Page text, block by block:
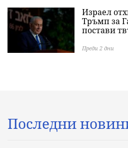
Израел
Тръмп за
постави
Преди 2 дни
Последни